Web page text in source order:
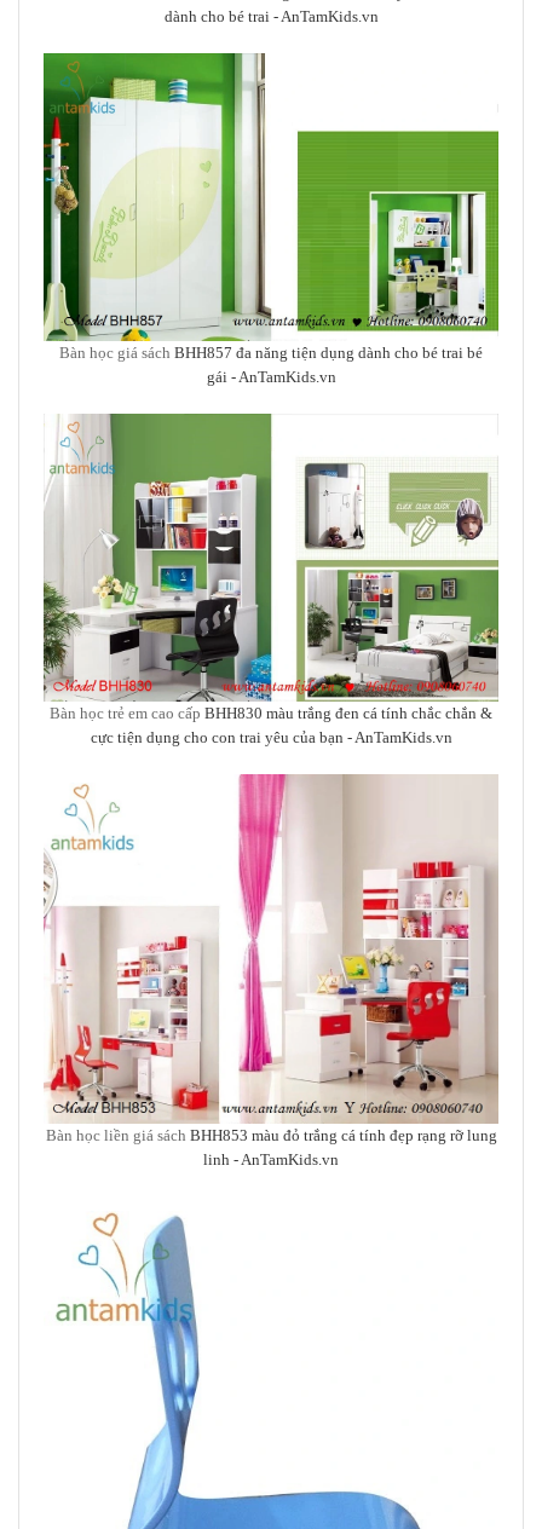
dành cho bé trai - AnTamKids.vn
Bàn học giá sách BHH857 đa năng tiện dụng dành cho bé trai bé
gái - AnTamKids.vn
Bàn học trẻ em cao cấp BHH830 màu trắng đen cá tính chắc chắn &
cực tiện dụng cho con trai yêu của bạn - AnTamKids.vn
Bàn học liền giá sách BHH853 màu đỏ trắng cá tính đẹp rạng rỡ lung
linh - AnTamKids.vn